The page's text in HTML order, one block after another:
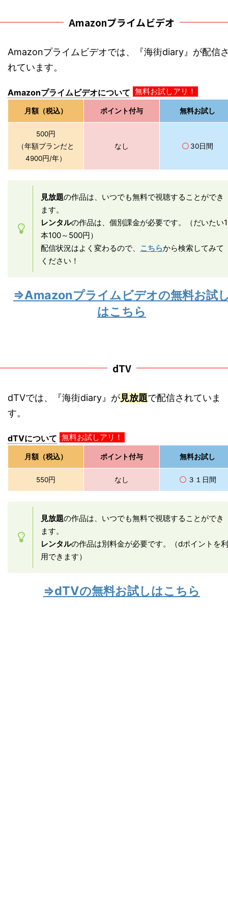
Amazonプライムビデオ
Amazonプライムビデオでは、『海街diary』が配信
れています。
Amazonプライムビデオについて 無料お試しアリ！
月額（税込） ポイント付与 無料お試し
500円
（年額プランだと
4900円/年）
なし 〇 30日間
見放題の作品は、いつでも無料で視聴することができ
ます。
レンタルの作品は、個別課金が必要です。（だいたい1
本100～500円）
配信状況はよく変わるので、 こちらから検索してみて
ください！
⇒Amazonプライムビデオの無料お試
はこちら
dTV
dTVでは、『海街diary』が見放題で配信されていま
す。
dTVについて 無料お試しアリ！
月額（税込） ポイント付与 無料お試し
550円 なし 〇 ３１日間
見放題の作品は、いつでも無料で視聴することができ
ます。
レンタルの作品は別料金が必要です。（dポイントを利
用できます）
⇒dTVの無料お試しはこちら